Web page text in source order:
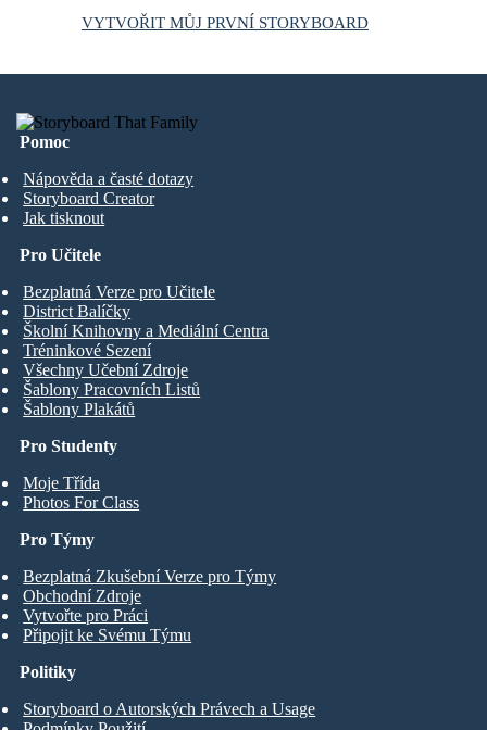
VYTVOŘIT MŮJ PRVNÍ STORYBOARD
Pomoc
Nápověda a časté dotazy
Storyboard Creator
Jak tisknout
Pro Studenty
Moje Třída
Photos For Class
Pro Učitele
Bezplatná Verze pro Učitele
District Balíčky
Školní Knihovny a Mediální Centra
Tréninkové Sezení
Všechny Učební Zdroje
Šablony Pracovních Listů
Šablony Plakátů
Pro Týmy
Bezplatná Zkušební Verze pro Týmy
Obchodní Zdroje
Vytvořte pro Práci
Připojit ke Svému Týmu
Politiky
Storyboard o Autorských Právech a Usage